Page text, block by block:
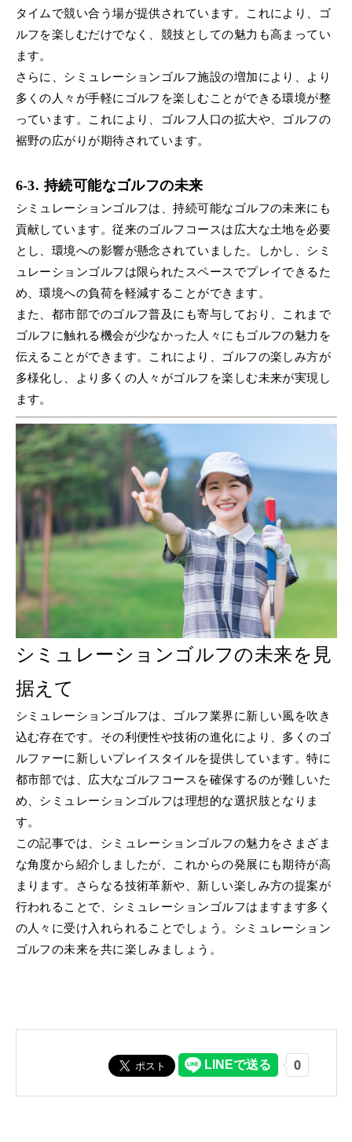
タイムで競い合う場が提供されています。これにより、ゴ
ルフを楽しむだけでなく、競技としての魅力も高まってい
ます。
さらに、シミュレーションゴルフ施設の増加により、より
多くの人々が手軽にゴルフを楽しむことができる環境が整
っています。これにより、ゴルフ人口の拡大や、ゴルフの
裾野の広がりが期待されています。
6-3. 持続可能なゴルフの未来
シミュレーションゴルフは、持続可能なゴルフの未来にも
貢献しています。従来のゴルフコースは広大な土地を必要
とし、環境への影響が懸念されていました。しかし、シミ
ュレーションゴルフは限られたスペースでプレイできるた
め、環境への負荷を軽減することができます。
また、都市部でのゴルフ普及にも寄与しており、これまで
ゴルフに触れる機会が少なかった人々にもゴルフの魅力を
伝えることができます。これにより、ゴルフの楽しみ方が
多様化し、より多くの人々がゴルフを楽しむ未来が実現し
ます。
シミュレーションゴルフの未来を見
据えて
シミュレーションゴルフは、ゴルフ業界に新しい風を吹き
込む存在です。その利便性や技術の進化により、多くのゴ
ルファーに新しいプレイスタイルを提供しています。特に
都市部では、広大なゴルフコースを確保するのが難しいた
め、シミュレーションゴルフは理想的な選択肢となりま
す。
この記事では、シミュレーションゴルフの魅力をさまざま
な角度から紹介しましたが、これからの発展にも期待が高
まります。さらなる技術革新や、新しい楽しみ方の提案が
行われることで、シミュレーションゴルフはますます多く
の人々に受け入れられることでしょう。シミュレーション
ゴルフの未来を共に楽しみましょう。